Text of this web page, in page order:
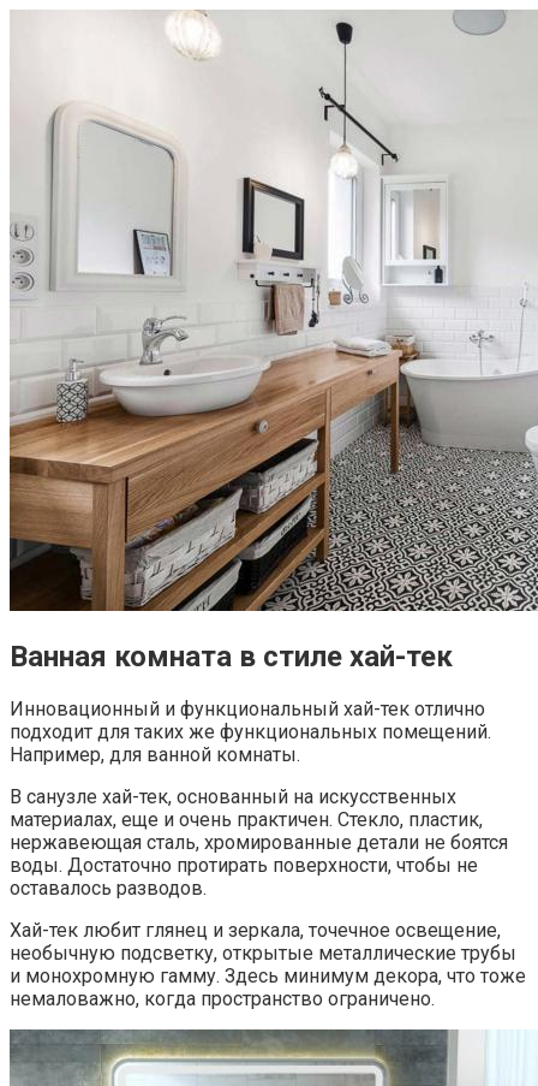
Ванная комната в стиле хай-тек
Инновационный и функциональный хай-тек отлично
подходит для таких же функциональных помещений.
Например, для ванной комнаты.
В санузле хай-тек, основанный на искусственных
материалах, еще и очень практичен. Стекло, пластик,
нержавеющая сталь, хромированные детали не боятся
воды. Достаточно протирать поверхности, чтобы не
оставалось разводов.
Хай-тек любит глянец и зеркала, точечное освещение,
необычную подсветку, открытые металлические трубы
и монохромную гамму. Здесь минимум декора, что тоже
немаловажно, когда пространство ограничено.